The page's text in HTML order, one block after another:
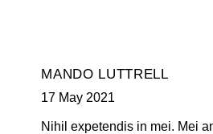
MANDO LUTTRELL
17 May 2021
Nihil expetendis in mei. Mei